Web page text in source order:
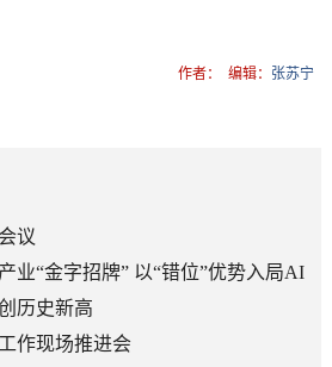
作者： 编辑： 张苏宁
议
业“金字招牌” 以“错位”优势入局AI
历史新高
作现场推进会